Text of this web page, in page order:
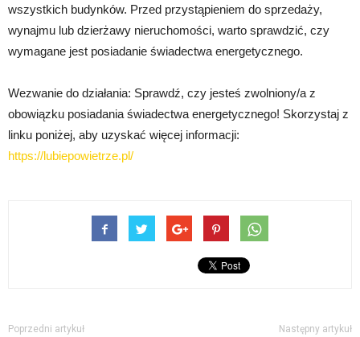
wszystkich budynków. Przed przystąpieniem do sprzedaży,
wynajmu lub dzierżawy nieruchomości, warto sprawdzić, czy
wymagane jest posiadanie świadectwa energetycznego.
Wezwanie do działania: Sprawdź, czy jesteś zwolniony/a z
obowiązku posiadania świadectwa energetycznego! Skorzystaj z
linku poniżej, aby uzyskać więcej informacji:
https://lubiepowietrze.pl/
Poprzedni artykuł Następny artykuł